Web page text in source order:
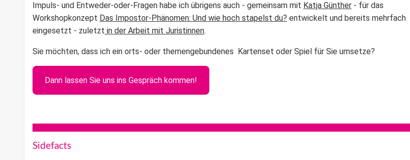
Impuls- und Entweder-oder-Fragen habe ich übrigens auch - gemeinsam mit Katja Günther - für das
Workshopkonzept Das Impostor-Phänomen: Und wie hoch stapelst du? entwickelt und bereits mehrfach
eingesetzt - zuletzt in der Arbeit mit Juristinnen.
Sie möchten, dass ich ein orts- oder themengebundenes Kartenset oder Spiel für Sie umsetze?
Dann lassen Sie uns ins Gespräch kommen!
Sidefacts